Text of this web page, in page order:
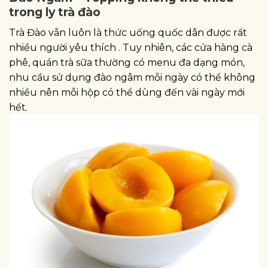
trong ly trà đào
Trà Đào vẫn luôn là thức uống quốc dân được rất
nhiều người yêu thích . Tuy nhiên, các cửa hàng cà
phê, quán trà sữa thường có menu đa dạng món,
nhu cầu sử dụng đào ngâm mỗi ngày có thể không
nhiều nên mỗi hộp có thể dùng đến vài ngày mới
hết.